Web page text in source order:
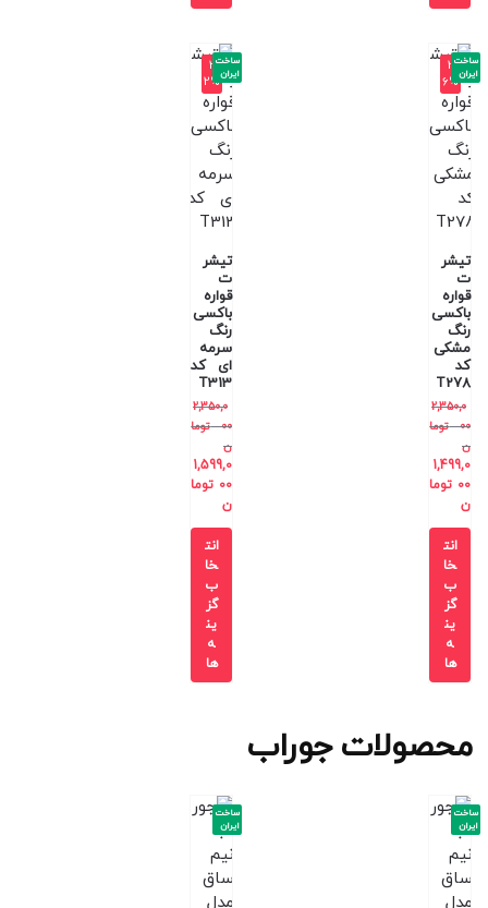
-3
6%
تیشر
ت
قواره
باکسی
رنگ
مشکی
کد
T278
2,350,0
00
توما
ن
1,499,0
00 توما
ن
ساخت
ایران
انت
خا
ب
گز
ین
ه
ها
-3
2%
تیشر
ت
قواره
باکسی
رنگ
سرمه
ای کد
T313
2,350,0
00
توما
ن
1,599,0
00 توما
ن
ساخت
ایران
انت
خا
ب
گز
ین
ه
ها
محصولات جوراب
ساخت
ایران
ساخت
ایران